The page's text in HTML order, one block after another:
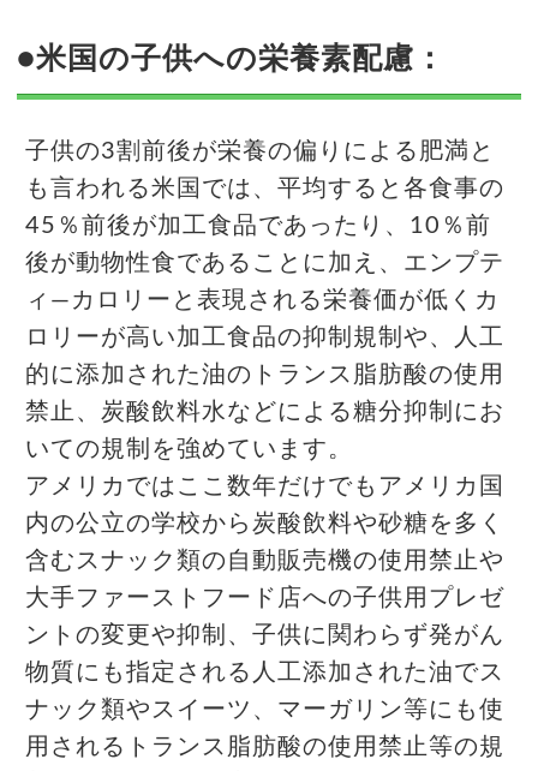
●米国の子供への栄養素配慮：
子供の3割前後が栄養の偏りによる肥満と
も言われる米国では、平均すると各食事の
45％前後が加工食品であったり、10％前
後が動物性食であることに加え、エンプテ
ィ―カロリーと表現される栄養価が低くカ
ロリーが高い加工食品の抑制規制や、人工
的に添加された油のトランス脂肪酸の使用
禁止、炭酸飲料水などによる糖分抑制にお
いての規制を強めています。
アメリカではここ数年だけでもアメリカ国
内の公立の学校から炭酸飲料や砂糖を多く
含むスナック類の自動販売機の使用禁止や
大手ファーストフード店への子供用プレゼ
ントの変更や抑制、子供に関わらず発がん
物質にも指定される人工添加された油でス
ナック類やスイーツ、マーガリン等にも使
用されるトランス脂肪酸の使用禁止等の規